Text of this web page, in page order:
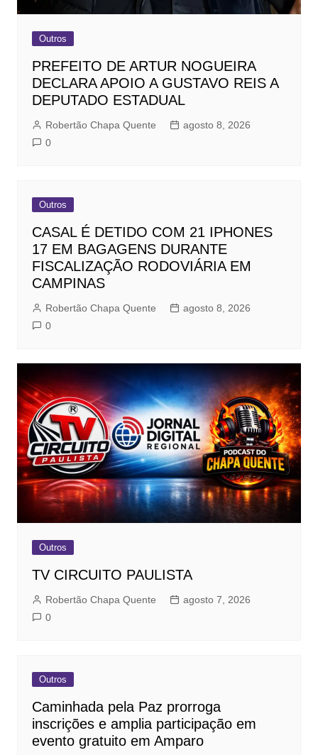
Outros
PREFEITO DE ARTUR NOGUEIRA
DECLARA APOIO A GUSTAVO REIS A
DEPUTADO ESTADUAL
Robertão Chapa Quente
agosto 8, 2026
0
Outros
CASAL É DETIDO COM 21 IPHONES
17 EM BAGAGENS DURANTE
FISCALIZAÇÃO RODOVIÁRIA EM
CAMPINAS
Robertão Chapa Quente
agosto 8, 2026
0
Outros
TV CIRCUITO PAULISTA
Robertão Chapa Quente
agosto 7, 2026
0
Outros
Caminhada pela Paz prorroga
inscrições e amplia participação em
evento gratuito em Amparo